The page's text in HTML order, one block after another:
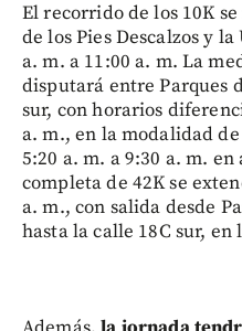
El recorrido de los 10K
de los Pies Descalzos y
a. m. a 11:00 a. m. La
disputará entre Parques
sur, con horarios
a. m., en la modalidad
5:20 a. m. a 9:30 a. m.
completa de 42K se
a. m., con salida desde
hasta la calle 18C sur,